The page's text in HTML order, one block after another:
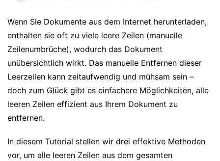
Wenn Sie Dokumente aus dem Internet herunterladen,
enthalten sie oft zu viele leere Zeilen (manuelle
Zeilenumbrüche), wodurch das Dokument
unübersichtlich wirkt. Das manuelle Entfernen dieser
Leerzeilen kann zeitaufwendig und mühsam sein –
doch zum Glück gibt es einfachere Möglichkeiten, alle
leeren Zeilen effizient aus Ihrem Dokument zu
entfernen.
In diesem Tutorial stellen wir drei effektive Methoden
vor, um alle leeren Zeilen aus dem gesamten